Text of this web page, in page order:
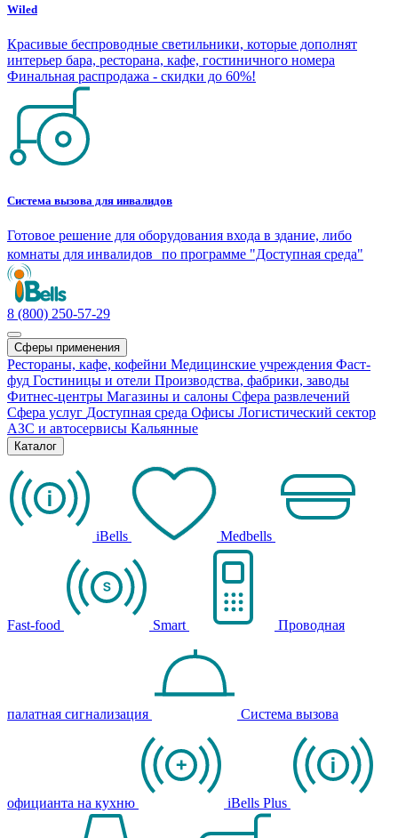
Wiled
Красивые беспроводные светильники, которые дополнят
интерьер бара, ресторана, кафе, гостиничного номера
Финальная распродажа - скидки до 60%!
Система вызова для инвалидов
Готовое решение для оборудования входа в здание, либо
комнаты для инвалидов по программе "Доступная среда"
8 (800) 250-57-29
Сферы применения
Рестораны, кафе, кофейни Медицинские учреждения Фаст-
фуд Гостиницы и отели Производства, фабрики, заводы
Фитнес-центры Магазины и салоны Сфера развлечений
Сфера услуг Доступная среда Офисы Логистический сектор
АЗС и автосервисы Кальянные
Каталог
iBells Medbells
Fast-food Smart Проводная
палатная сигнализация Система вызова
официанта на кухню iBells Plus